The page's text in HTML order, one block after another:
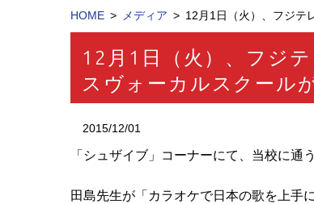
HOME メディア 12月1日（火）、フジテ
12月1日（火）、フジ
スヴォーカルスクール
2015/12/01
「シュザイブ」コーナーにて、当校に通
田島先生が「カラオケで日本の歌を上手